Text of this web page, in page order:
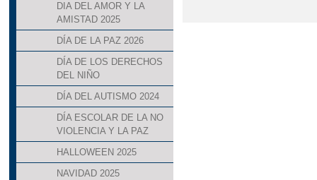
DIA DEL AMOR Y LA
AMISTAD 2025
DÍA DE LA PAZ 2026
DÍA DE LOS DERECHOS
DEL NIÑO
DÍA DEL AUTISMO 2024
DÍA ESCOLAR DE LA NO
VIOLENCIA Y LA PAZ
HALLOWEEN 2025
NAVIDAD 2025